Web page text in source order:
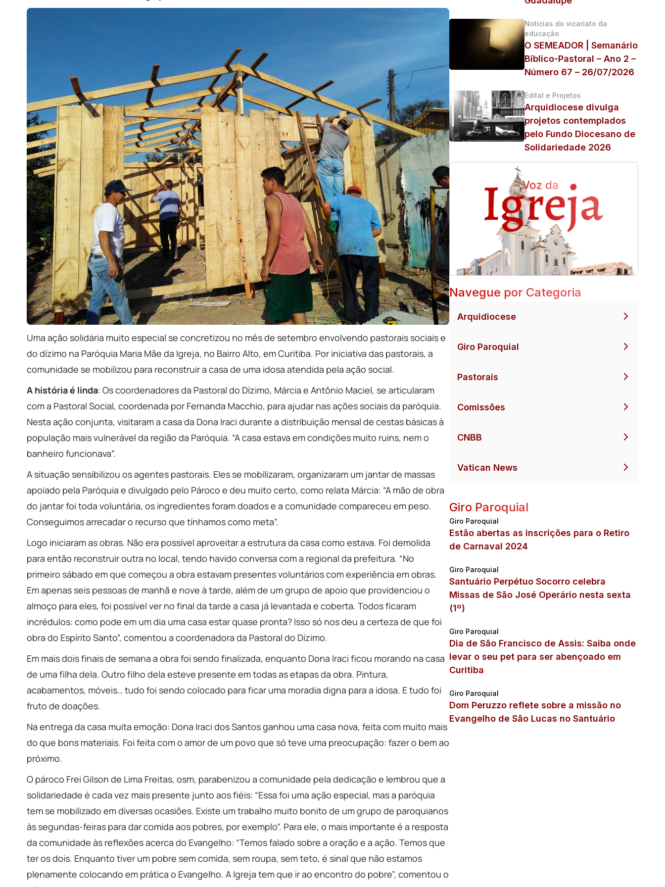
Uma ação solidária muito especial se concretizou no mês de setembro envolvendo pastorais sociais e
do dízimo na Paróquia Maria Mãe da Igreja, no Bairro Alto, em Curitiba. Por iniciativa das pastorais, a
comunidade se mobilizou para reconstruir a casa de uma idosa atendida pela ação social.
A história é linda: Os coordenadores da Pastoral do Dízimo, Márcia e Antônio Maciel, se articularam
com a Pastoral Social, coordenada por Fernanda Macchio, para ajudar nas ações sociais da paróquia.
Nesta ação conjunta, visitaram a casa da Dona Iraci durante a distribuição mensal de cestas básicas à
população mais vulnerável da região da Paróquia. “A casa estava em condições muito ruins, nem o
banheiro funcionava”.
A situação sensibilizou os agentes pastorais. Eles se mobilizaram, organizaram um jantar de massas
apoiado pela Paróquia e divulgado pelo Pároco e deu muito certo, como relata Márcia: “A mão de obra
do jantar foi toda voluntária, os ingredientes foram doados e a comunidade compareceu em peso.
Conseguimos arrecadar o recurso que tínhamos como meta”.
Logo iniciaram as obras. Não era possível aproveitar a estrutura da casa como estava. Foi demolida
para então reconstruir outra no local, tendo havido conversa com a regional da prefeitura. “No
primeiro sábado em que começou a obra estavam presentes voluntários com experiência em obras.
Em apenas seis pessoas de manhã e nove à tarde, além de um grupo de apoio que providenciou o
almoço para eles, foi possível ver no final da tarde a casa já levantada e coberta. Todos ficaram
incrédulos: como pode em um dia uma casa estar quase pronta? Isso só nos deu a certeza de que foi
obra do Espírito Santo”, comentou a coordenadora da Pastoral do Dízimo.
Em mais dois finais de semana a obra foi sendo finalizada, enquanto Dona Iraci ficou morando na casa
de uma filha dela. Outro filho dela esteve presente em todas as etapas da obra. Pintura,
acabamentos, móveis… tudo foi sendo colocado para ficar uma moradia digna para a idosa. E tudo foi
fruto de doações.
Na entrega da casa muita emoção: Dona Iraci dos Santos ganhou uma casa nova, feita com muito mais
do que bons materiais. Foi feita com o amor de um povo que só teve uma preocupação: fazer o bem ao
próximo.
O pároco Frei Gilson de Lima Freitas, osm, parabenizou a comunidade pela dedicação e lembrou que a
solidariedade é cada vez mais presente junto aos fiéis: “Essa foi uma ação especial, mas a paróquia
tem se mobilizado em diversas ocasiões. Existe um trabalho muito bonito de um grupo de paroquianos
às segundas-feiras para dar comida aos pobres, por exemplo”. Para ele, o mais importante é a resposta
da comunidade às reflexões acerca do Evangelho: “Temos falado sobre a oração e a ação. Temos que
ter os dois. Enquanto tiver um pobre sem comida, sem roupa, sem teto, é sinal que não estamos
plenamente colocando em prática o Evangelho. A Igreja tem que ir ao encontro do pobre”, comentou o
Noticias do vicariato da
educação
O SEMEADOR | Semanário
Bíblico-Pastoral – Ano 2 –
Número 67 – 26/07/2026
Edital e Projetos
Arquidiocese divulga
projetos contemplados
pelo Fundo Diocesano de
Solidariedade 2026
Navegue por Categoria
Arquidiocese
Giro Paroquial
Pastorais
Comissões
CNBB
Vatican News
Giro Paroquial
Giro Paroquial
Estão abertas as inscrições para o Retiro
de Carnaval 2024
Giro Paroquial
Santuário Perpétuo Socorro celebra
Missas de São José Operário nesta sexta
(1º)
Giro Paroquial
Dia de São Francisco de Assis: Saiba onde
levar o seu pet para ser abençoado em
Curitiba
Giro Paroquial
Dom Peruzzo reflete sobre a missão no
Evangelho de São Lucas no Santuário